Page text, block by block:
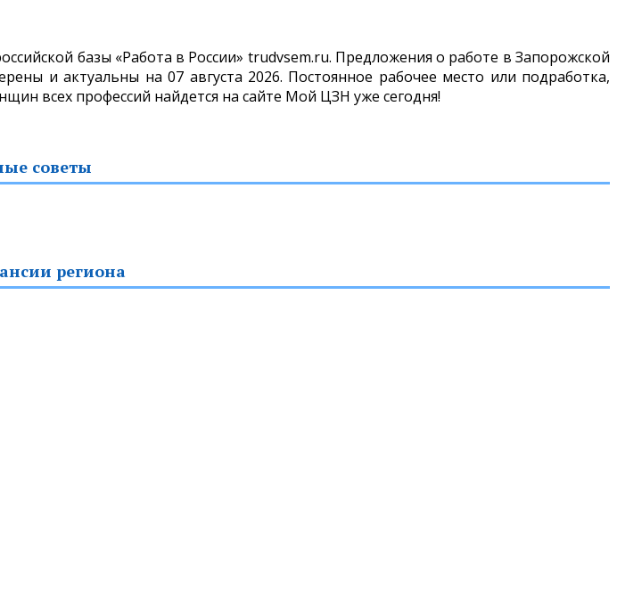
базы «Работа в России» trudvsem.ru. Предложения о работе в Запорожской
и актуальны на 07 августа 2026. Постоянное рабочее место или подработка,
всех профессий найдется на сайте Мой ЦЗН уже сегодня!
советы
региона